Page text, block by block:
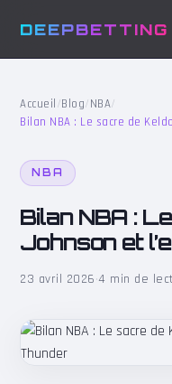
DEEPBETTING
Accueil /Blog/NBA/
Bilan NBA : Le sacre de
NBA
Bilan NBA :
Johnson et
23 avril 2026·4 min de